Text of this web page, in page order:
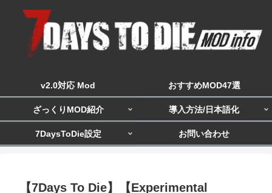
v2.0対応 Mod おすすめMOD47選
ざっくりMOD紹介 導入方法/日本語化
7DaysToDie設定 お問い合わせ
【7Days To Die】【Experimental